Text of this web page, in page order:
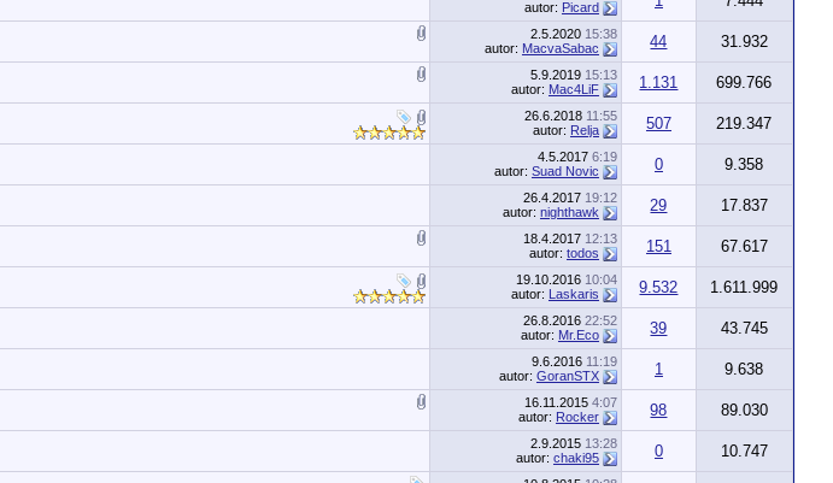
autor: Picard
2.5.2020 15:38
autor: MacvaSabac 44
31.932
5.9.2019 15:13
autor: Mac4LiF 1.131
699.766
26.6.2018 11:55
autor: Relja 507
219.347
4.5.2017 6:19
autor: Suad Novic 0
9.358
26.4.2017 19:12
autor: nighthawk 29
17.837
18.4.2017 12:13
autor: todos 151
67.617
19.10.2016 10:04
autor: Laskaris 9.532
1.611.999
26.8.2016 22:52
autor: Mr.Eco 39
43.745
9.6.2016 11:19
autor: GoranSTX 1
9.638
16.11.2015 4:07
autor: Rocker 98
89.030
2.9.2015 13:28
autor: chaki95 0
10.747